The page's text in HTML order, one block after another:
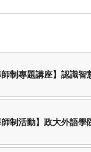
師制專題講座】認識智
師制活動】政大外語